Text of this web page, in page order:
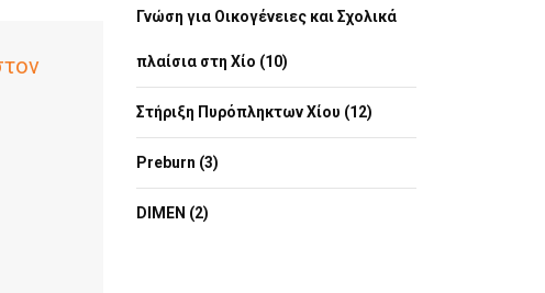
Γνώση για Οικογένειες και Σχολικά
πλαίσια στη Χίο (10)
Στήριξη Πυρόπληκτων Χίου (12)
Preburn (3)
DIMEN (2)